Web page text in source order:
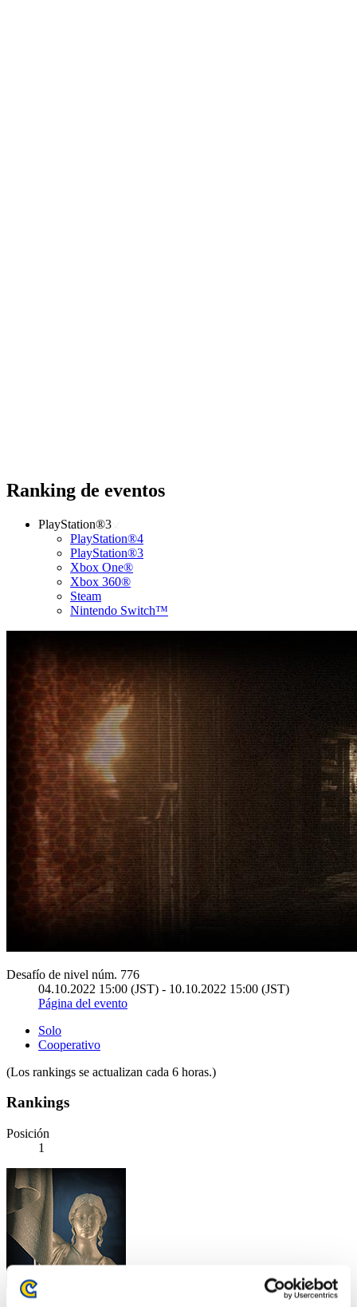
Ranking de eventos
PlayStation®3
PlayStation®4
PlayStation®3
Xbox One®
Xbox 360®
Steam
Nintendo Switch™
Desafío de nivel núm. 776
04.10.2022 15:00 (JST) - 10.10.2022 15:00 (JST)
Página del evento
Solo
Cooperativo
(Los rankings se actualizan cada 6 horas.)
Rankings
Posición
1